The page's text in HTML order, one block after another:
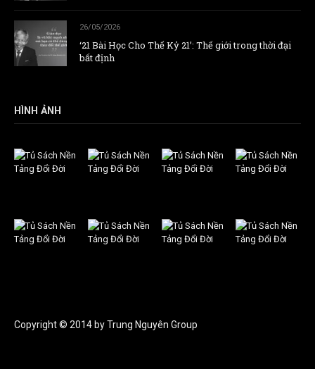
26/05/2026
‘21 Bài Học Cho Thế Kỷ 21’: Thế giới trong thời đại
bất định
HÌNH ẢNH
Copyright © 2014 by Trung Nguyên Group